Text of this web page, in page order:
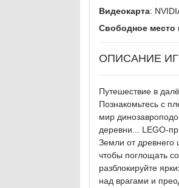
Видеокарта:
Свободное место
ОПИСАНИЕ
Путешествие в
Познакомьтесь с
мир
деревни... LEGO-
Земли от древнего
чтобы поглощать
разблокируйте
над врагами и